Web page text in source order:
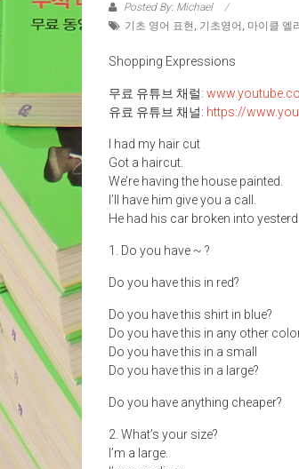
Posted By: Michael
기초 영어 표현 , 기초영어 , 마이클 엘
Shopping Expressions
무료 유튜브 채럴:
유료 유튜브 채널: https://
I had my hair cut
Got a haircut.
We’re having the house painted.
I’ll have him give you a call.
He had his car broken into
1. Do you have ~ ?
Do you have this in red?
Do you have this shirt in blue?
Do you have this in any other
Do you have this in a small
Do you have this in a large?
Do you have anything cheaper?
2. What’s your size?
I’m a large.